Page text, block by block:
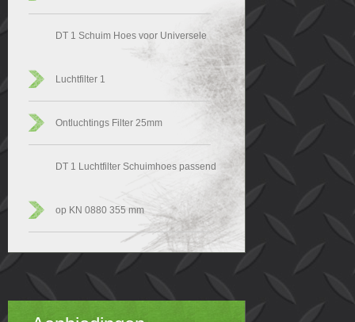
DT 1 Schuim Hoes voor Universele
Luchtfilter 1
Ontluchtings Filter 25mm
DT 1 Luchtfilter Schuimhoes passend
op KN 0880 355 mm